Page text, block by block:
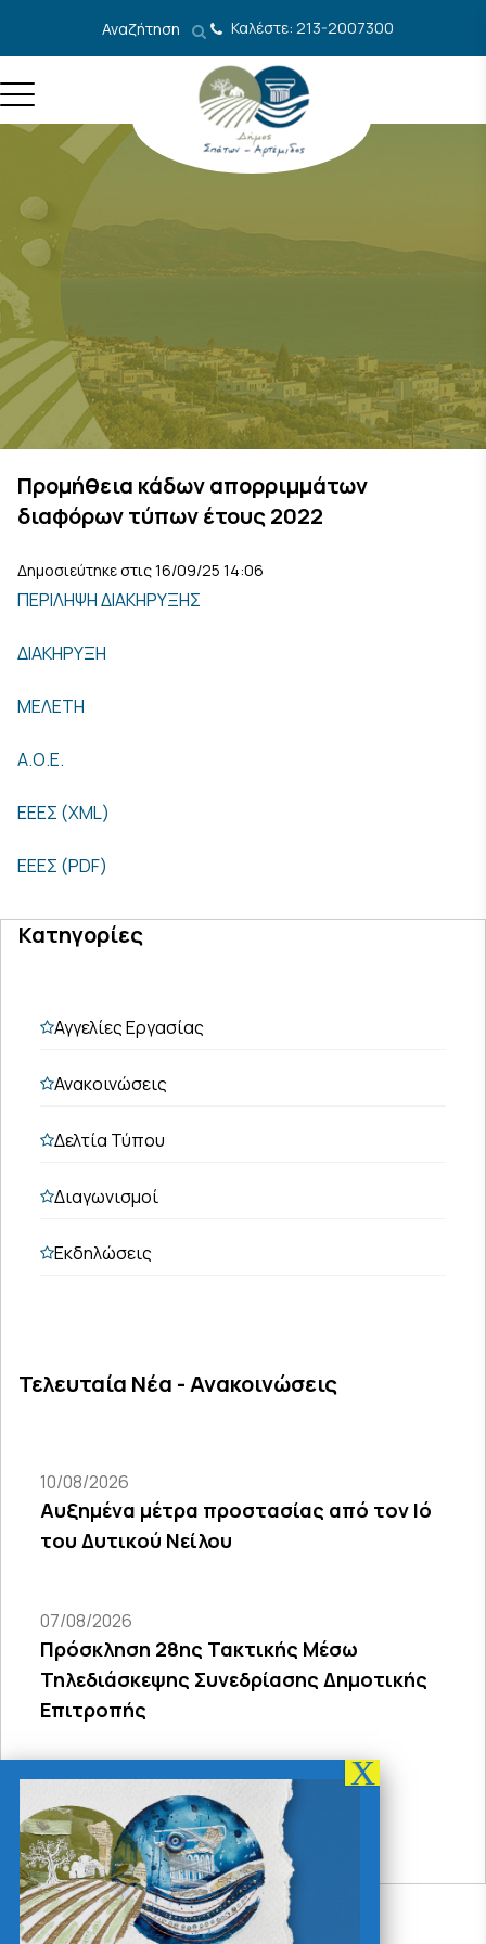
Αναζήτηση Καλέστε: 213-2007300
Προμήθεια κάδων απορριμμάτων
διαφόρων τύπων έτους 2022
Δημοσιεύτηκε στις 16/09/25 14:06
ΠΕΡΙΛΗΨΗ ΔΙΑΚΗΡΥΞΗΣ
ΔΙΑΚΗΡΥΞΗ
ΜΕΛΕΤΗ
Α.Ο.Ε.
ΕΕΕΣ (XML)
ΕΕΕΣ (PDF)
Κατηγορίες
Αγγελίες Εργασίας
Ανακοινώσεις
Δελτία Τύπου
Διαγωνισμοί
Εκδηλώσεις
Τελευταία Νέα - Ανακοινώσεις
10/08/2026
Αυξημένα μέτρα προστασίας από τον Ιό
του Δυτικού Νείλου
07/08/2026
Πρόσκληση 28ης Τακτικής Μέσω
Τηλεδιάσκεψης Συνεδρίασης Δημοτικής
Επιτροπής
ΑΝΑΚΟΙΝΩΣΗ ΣΟΧ 02/2026